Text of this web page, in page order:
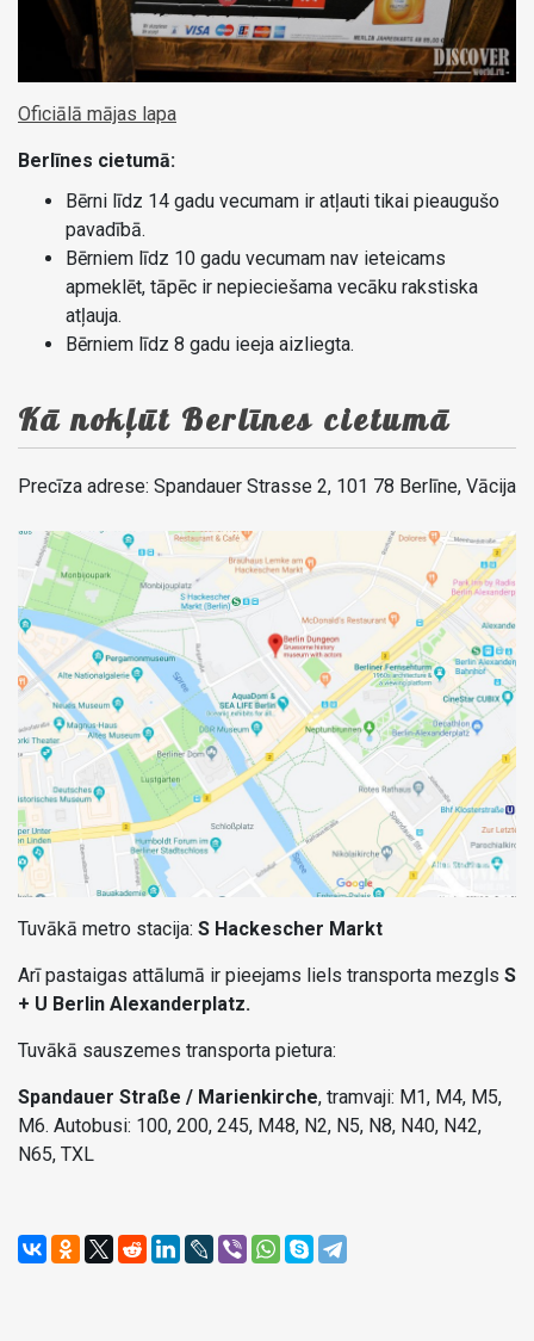
Oficiālā mājas lapa
Berlīnes cietumā:
Bērni līdz 14 gadu vecumam ir atļauti tikai pieaugušo
pavadībā.
Bērniem līdz 10 gadu vecumam nav ieteicams
apmeklēt, tāpēc ir nepieciešama vecāku rakstiska
atļauja.
Bērniem līdz 8 gadu ieeja aizliegta.
Kā nokļūt Berlīnes cietumā
Precīza adrese: Spandauer Strasse 2, 101 78 Berlīne, Vācija
Tuvākā metro stacija: S Hackescher Markt
Arī pastaigas attālumā ir pieejams liels transporta mezgls S
+ U Berlin Alexanderplatz.
Tuvākā sauszemes transporta pietura:
Spandauer Straße / Marienkirche, tramvaji: M1, M4, M5,
M6. Autobusi: 100, 200, 245, M48, N2, N5, N8, N40, N42,
N65, TXL